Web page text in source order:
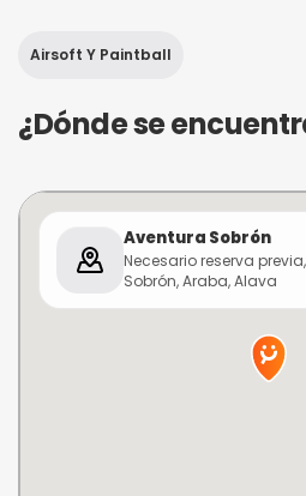
Airsoft Y Paintball
¿Dónde se
Aventura Sobrón
Necesario reserva previa,
Sobrón, Araba, Alava